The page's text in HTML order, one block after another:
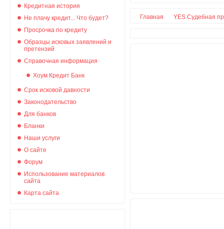
Кредитная история
Не плачу кредит... Что будет?
Просрочка по кредиту
Образцы исковых заявлений и
претензий
Справочная информация
Хоум Кредит Банк
Срок исковой давности
Законодательство
Для банков
Бланки
Наши услуги
О сайте
Форум
Использование материалов
сайта
Карта сайта
Главная YES Судебная